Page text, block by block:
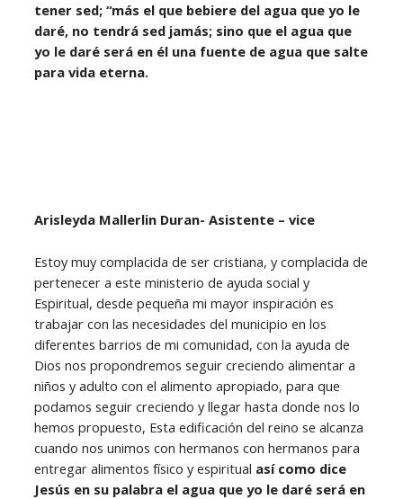
tener sed; “más el que bebiere del agua que yo le
daré, no tendrá sed jamás; sino que el agua que
yo le daré será en él una fuente de agua que salte
para vida eterna.
Arisleyda Mallerlin Duran- Asistente – vice
Estoy muy complacida de ser cristiana, y complacida de
pertenecer a este ministerio de ayuda social y
Espiritual, desde pequeña mi mayor inspiración es
trabajar con las necesidades del municipio en los
diferentes barrios de mi comunidad, con la ayuda de
Dios nos propondremos seguir creciendo alimentar a
niños y adulto con el alimento apropiado, para que
podamos seguir creciendo y llegar hasta donde nos lo
hemos propuesto, Esta edificación del reino se alcanza
cuando nos unimos con hermanos con hermanos para
entregar alimentos físico y espiritual así como dice
Jesús en su palabra el agua que yo le daré será en